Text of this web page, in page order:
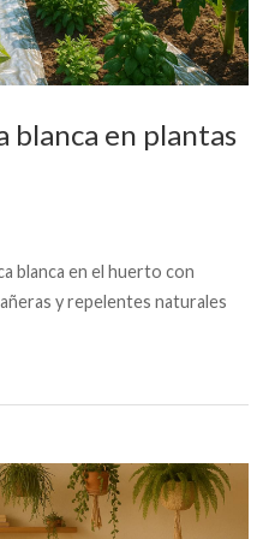
blanca en plantas
blanca en el huerto con
y repelentes naturales